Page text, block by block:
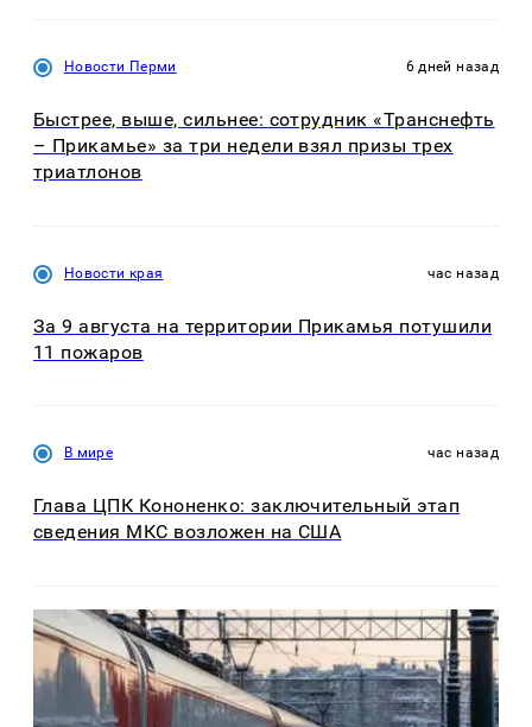
Новости Перми 6 дней назад
Быстрее, выше, сильнее: сотрудник «Транснефть
– Прикамье» за три недели взял призы трех
триатлонов
Новости края час назад
За 9 августа на территории Прикамья потушили
11 пожаров
В мире час назад
Глава ЦПК Кононенко: заключительный этап
сведения МКС возложен на США